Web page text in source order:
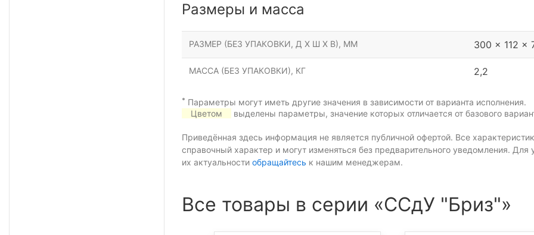
Размеры и масса
РАЗМЕР (БЕЗ УПАКОВКИ, Д Х Ш Х В), ММ 300 x 112 x
МАССА (БЕЗ УПАКОВКИ), КГ 2,2
* Параметры могут иметь другие значения в зависимости от варианта исполнения.
Цветом
выделены параметры, значение которых отличается от базового
Приведённая здесь информация не является публичной офертой. Все
справочный характер и могут изменяться без предварительного уведомления. Для
их актуальности обращайтесь к нашим менеджерам.
Все товары в серии «ССдУ "Бриз"»